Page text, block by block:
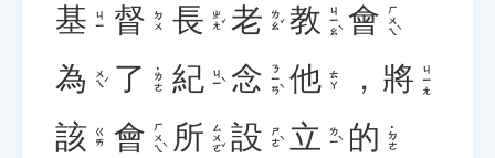
基 ㄐㄧ 督 ㄉㄨ 長 ㄓㄤˇ 老 ㄌㄠˇ 教 ㄐㄧㄠˋ 會 ㄏㄨㄟˋ
為 ㄨㄟˊ 了 ˙ㄌㄜ 紀 ㄐㄧˋ 念 ㄋㄧㄢˋ 他 ㄊㄚ ， 將 ㄐㄧㄤ
該 ㄍㄞ 會 ㄏㄨㄟˋ 所 ㄙㄨㄛˇ 設 ㄕㄜˋ 立 ㄌㄧˋ 的 ˙ㄉㄜ